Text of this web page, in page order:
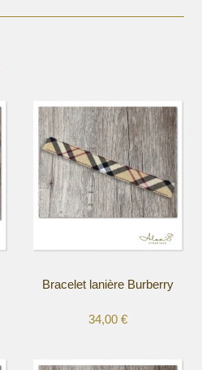
Bracelet lanière Burberry
34,00€